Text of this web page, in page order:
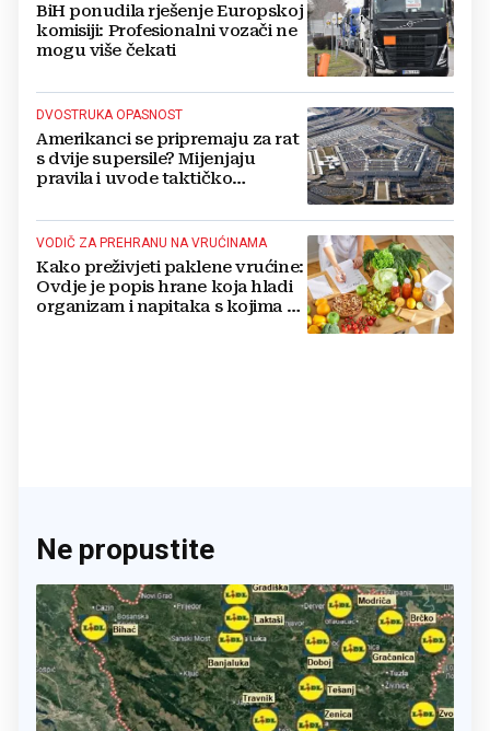
BiH ponudila rješenje Europskoj
komisiji: Profesionalni vozači ne
mogu više čekati
DVOSTRUKA OPASNOST
Amerikanci se pripremaju za rat
s dvije supersile? Mijenjaju
pravila i uvode taktičko
VODIČ ZA PREHRANU NA VRUĆINAMA
Kako preživjeti paklene vrućine:
Ovdje je popis hrane koja hladi
organizam i napitaka s kojima si
Ne propustite